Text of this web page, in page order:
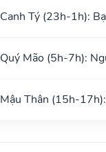
Canh Tý (23h-1h):
Quý Mão (5h-7h):
Mậu Thân (15h-